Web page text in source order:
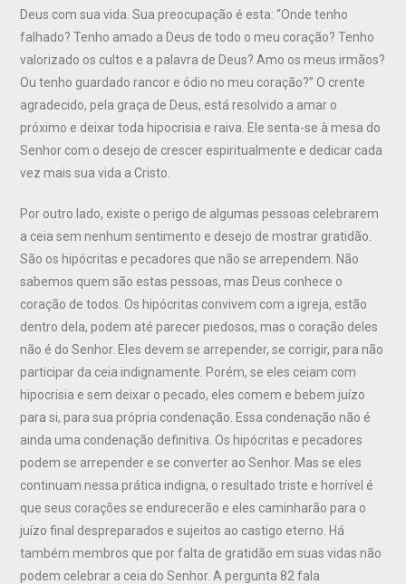
Deus com sua vida. Sua preocupação é esta: “Onde tenho
falhado? Tenho amado a Deus de todo o meu coração? Tenho
valorizado os cultos e a palavra de Deus? Amo os meus irmãos?
Ou tenho guardado rancor e ódio no meu coração?” O crente
agradecido, pela graça de Deus, está resolvido a amar o
próximo e deixar toda hipocrisia e raiva. Ele senta-se à mesa do
Senhor com o desejo de crescer espiritualmente e dedicar cada
vez mais sua vida a Cristo.
Por outro lado, existe o perigo de algumas pessoas celebrarem
a ceia sem nenhum sentimento e desejo de mostrar gratidão.
São os hipócritas e pecadores que não se arrependem. Não
sabemos quem são estas pessoas, mas Deus conhece o
coração de todos. Os hipócritas convivem com a igreja, estão
dentro dela, podem até parecer piedosos, mas o coração deles
não é do Senhor. Eles devem se arrepender, se corrigir, para não
participar da ceia indignamente. Porém, se eles ceiam com
hipocrisia e sem deixar o pecado, eles comem e bebem juízo
para si, para sua própria condenação. Essa condenação não é
ainda uma condenação definitiva. Os hipócritas e pecadores
podem se arrepender e se converter ao Senhor. Mas se eles
continuam nessa prática indigna, o resultado triste e horrível é
que seus corações se endurecerão e eles caminharão para o
juízo final despreparados e sujeitos ao castigo eterno. Há
também membros que por falta de gratidão em suas vidas não
podem celebrar a ceia do Senhor. A pergunta 82 fala